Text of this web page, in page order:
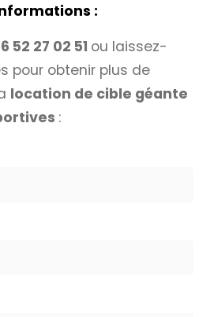
:
52 27 02 51 ou laissez-
pour obtenir plus de
location de cible géante
: